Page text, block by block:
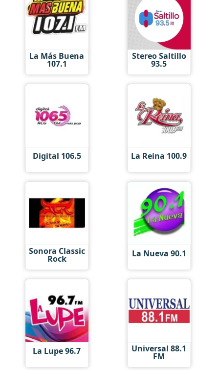
La Más Buena
107.1
Stereo Saltillo
93.5
Digital 106.5 La Reina 100.9
Sonora Classic
Rock La Nueva 90.1
La Lupe 96.7 Universal 88.1
FM